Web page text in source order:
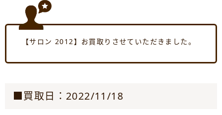
【サロン 2012】お買取りさせていただきました。
■買取日：2022/11/18